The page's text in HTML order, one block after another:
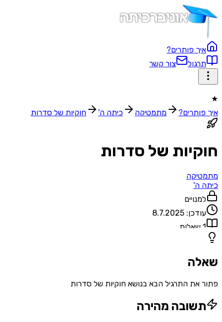
פותרים?
צור קשר
מתמטיקה כיתה ה' חוקיות של סדרות
של סדרות
ה'
8.7.2025
שאלות
את התרגיל הבא בנושא חוקיות של סדרות
מהירה